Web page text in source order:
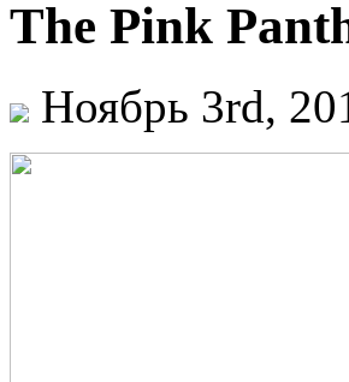
The Pink
Ноябрь 3rd,